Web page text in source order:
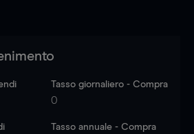
Tasso giornaliero - Compra
0
Tasso annuale - Compra